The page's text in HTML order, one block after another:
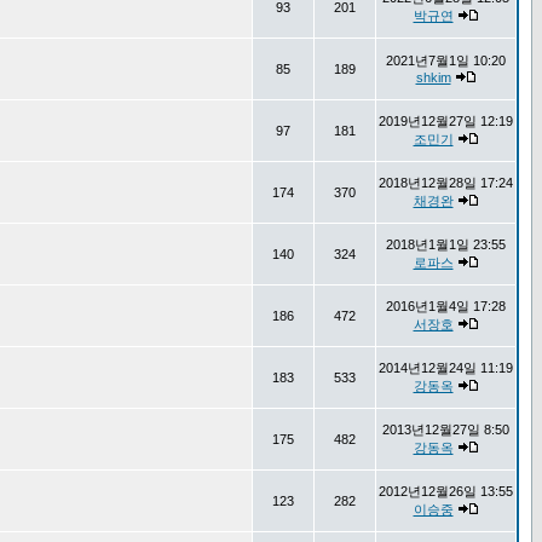
93 201
박규연
85 189
2021년7월1일 10:20
shkim
97 181
2019년12월27일 12:19
조민기
174 370
2018년12월28일 17:24
채경완
140 324
2018년1월1일 23:55
로파스
186 472
2016년1월4일 17:28
서장호
183 533
2014년12월24일 11:19
강동옥
175 482
2013년12월27일 8:50
강동옥
123 282
2012년12월26일 13:55
이승중